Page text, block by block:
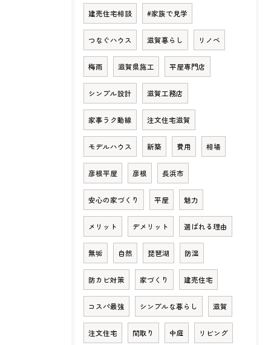
建売住宅相談 #家族で見学
つなぐハウス 滋賀暮らし リノベ
梅雨 滋賀県施工 平屋専門店
シンプル設計 滋賀工務店
家事ラク動線 注文住宅滋賀
モデルハウス 新築 費用 相場
彦根平屋 彦根 長浜市
安心の家づくり 平屋 魅力
メリット デメリット 選ばれる理由
無垢 自然 琵琶湖 防湿
防カビ対策 家づくり 建売住宅
コスパ最強 シンプルな暮らし 滋賀
注文住宅 間取り 中庭 リビング